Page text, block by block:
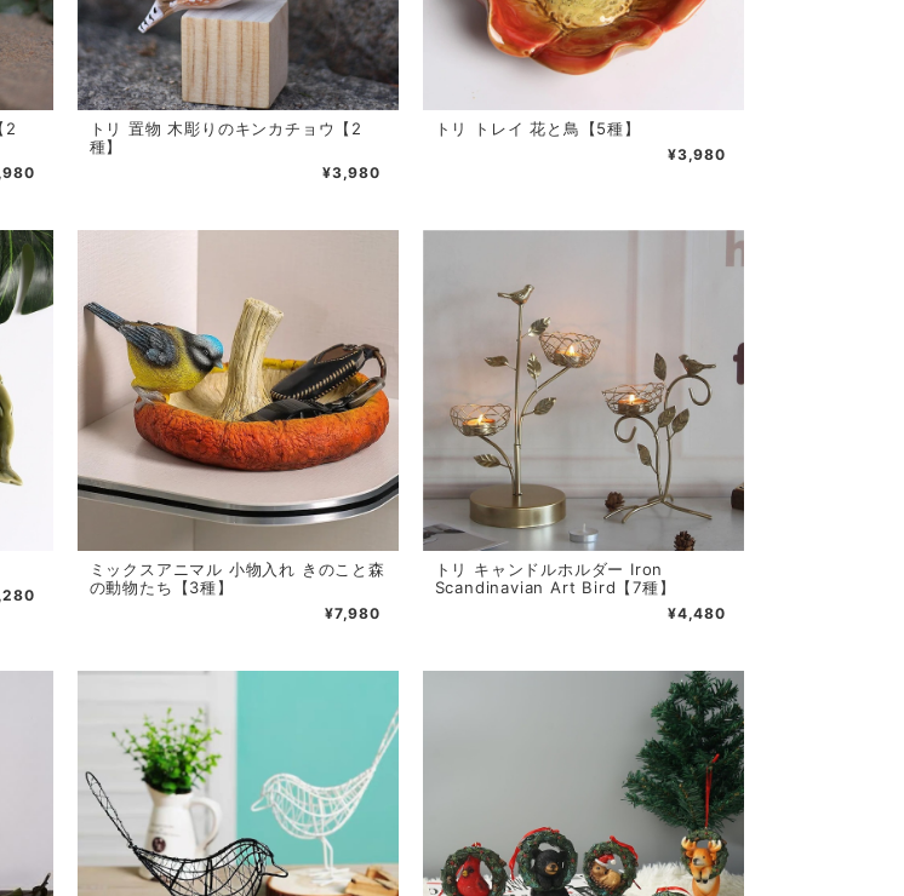
2
トリ 置物 木彫りのキンカチョウ【2
種】
¥3,980
トリ トレイ 花と鳥【5種】
¥3,980
ミックスアニマル 小物入れ きのこと森
の動物たち【3種】
¥7,980
トリ キャンドルホルダー Iron
Scandinavian Art Bird【7種】
¥4,480